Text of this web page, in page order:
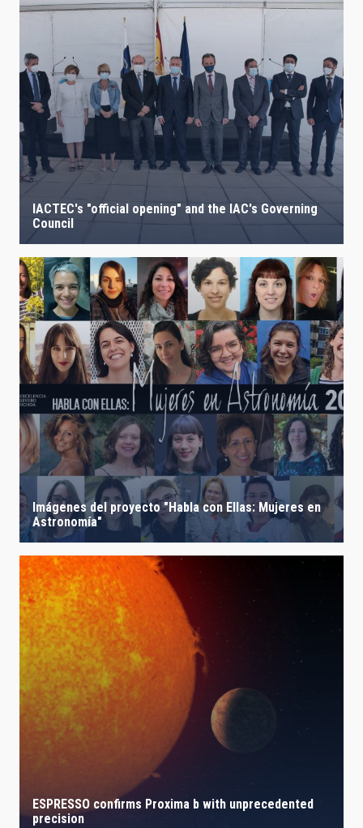
IACTEC's "official opening" and the IAC's Governing
Council
Imágenes del proyecto "Habla con Ellas: Mujeres en
Astronomía"
ESPRESSO confirms Proxima b with unprecedented
precision